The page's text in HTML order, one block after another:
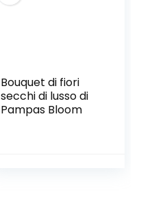
Bouquet di fiori
secchi di lusso di
Pampas Bloom